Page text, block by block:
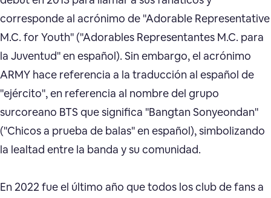
corresponde al acrónimo de "Adorable Representative
M.C. for Youth" ("Adorables Representantes M.C. para
la Juventud" en español). Sin embargo, el acrónimo
ARMY hace referencia a la traducción al español de
"ejército", en referencia al nombre del grupo
surcoreano BTS que significa "Bangtan Sonyeondan"
("Chicos a prueba de balas" en español), simbolizando
la lealtad entre la banda y su comunidad.
En 2022 fue el último año que todos los club de fans a